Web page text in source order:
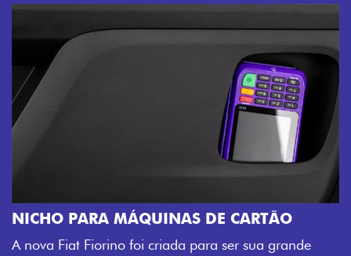
CHAVE COM TELECOMANDO
Agora, a chave da sua nova Fiorino pode abrir